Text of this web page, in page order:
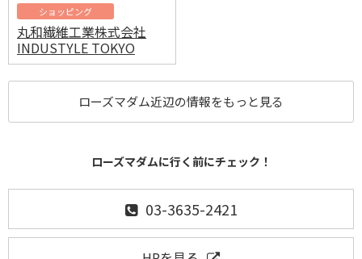
ショッピング
丸和繊維工業株式会社
INDUSTYLE TOKYO
ローズマダム近辺の情報をもっと見る
ローズマダムに行く前にチェック！
03-3635-2421